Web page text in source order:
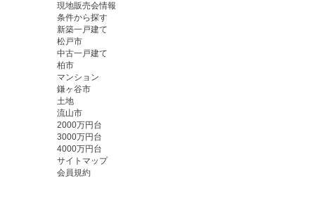
現地販売会情報
条件から探す
新築一戸建て
松戸市
中古一戸建て
柏市
マンション
鎌ヶ谷市
土地
流山市
2000万円台
3000万円台
4000万円台
サイトマップ
会員規約